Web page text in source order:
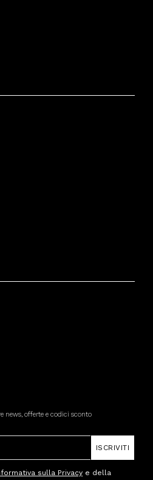
news, offerte e codici sconto
ISCRIVITI
sulla Privacy e della